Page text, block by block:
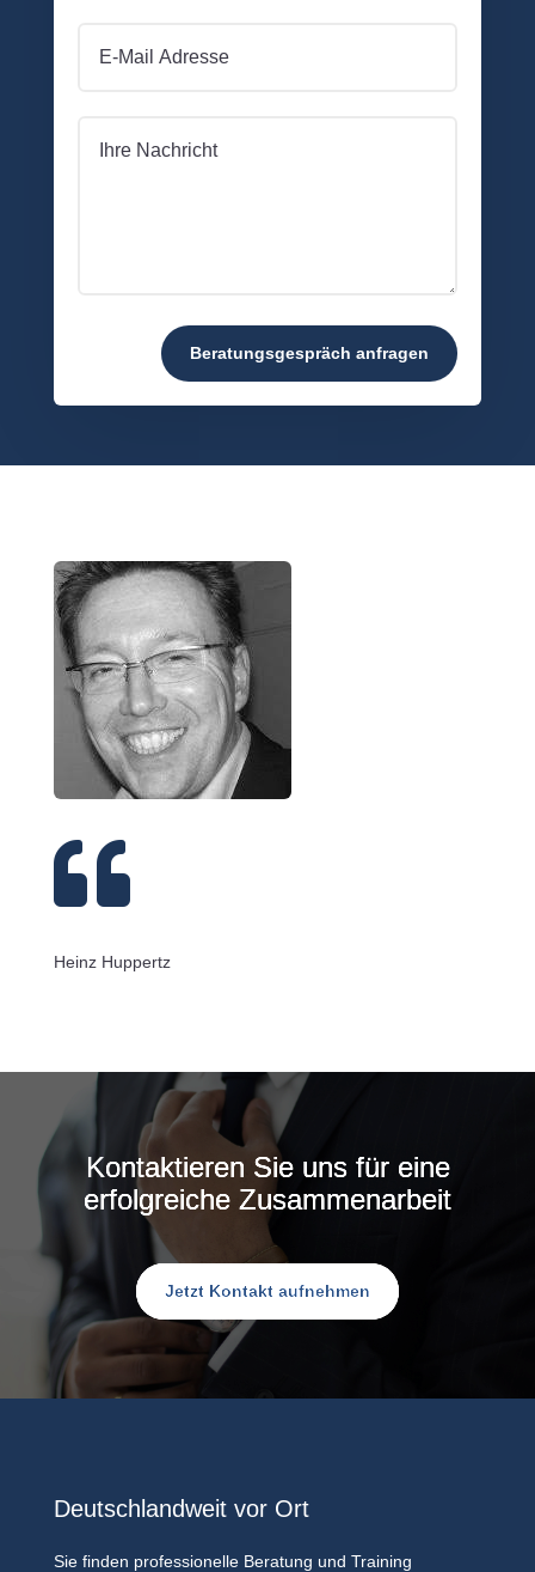
Beratungsgespräch anfragen

Heinz Huppertz
Kontaktieren Sie uns für eine
erfolgreiche Zusammenarbeit
Jetzt Kontakt aufnehmen
Deutschlandweit vor Ort
Sie finden professionelle Beratung und Training